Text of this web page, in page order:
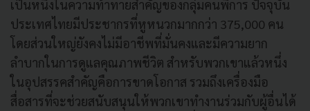
เป็นหนึ่งในความท้าทายสำคัญของกลุ่มคนพิการ ปัจจุบัน
ประเทศไทยมีประชากรที่หูหนวกมากกว่า 375,000 คน
โดยส่วนใหญ่ยังคงไม่มีอาชีพที่มั่นคงและมีความยาก
ลำบากในการดูแลคุณภาพชีวิต สำหรับพวกเขาแล้วหนึ่ง
ในอุปสรรคสำคัญคือการขาดโอกาส รวมถึงเครื่องมือ
สื่อสารที่จะช่วยสนับสนุนให้พวกเขาทำงานร่วมกับผู้อื่นได้